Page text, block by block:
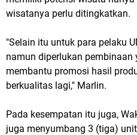
wisatanya perlu ditingkatkan.
"Selain itu untuk para pelaku
namun diperlukan
membantu promosi hasil
berkualitas lagi," Marlin.
Pada kesempatan itu juga,
juga menyumbang 3 (tiga)